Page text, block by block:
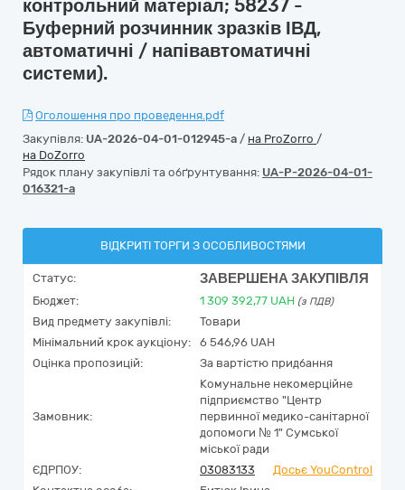
контрольний матеріал; 58237 -
Буферний розчинник зразків ІВД,
автоматичні / напівавтоматичні
системи).
Оголошення про проведення.pdf
Закупівля: UA-2026-04-01-012945-a / на ProZorro /
на DoZorro
Рядок плану закупівлі та обґрунтування: UA-P-2026-04-01-
016321-a
ВІДКРИТІ ТОРГИ З ОСОБЛИВОСТЯМИ
Статус: ЗАВЕРШЕНА ЗАКУПІВЛЯ
Бюджет: 1 309 392,77 UAH (з ПДВ)
Вид предмету закупівлі:
Товари
Мінімальний крок аукціону:
6 546,96 UAH
Оцінка пропозицій:
За вартістю придбання
Замовник:
Комунальне некомерційне
підприємство "Центр
первинної медико-санітарної
допомоги № 1" Сумської
міської ради
ЄДРПОУ:
03083133
Досьє YouControl